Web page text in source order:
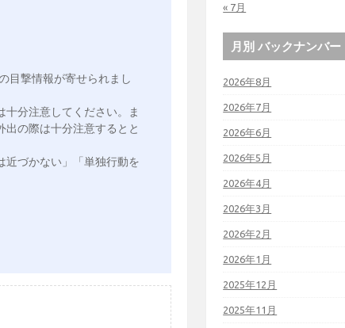
目撃情報が寄せられまし
分注意してください。ま
の際は十分注意するとと
づかない」「単独行動を
« 7月
月別 バックナンバー
2026年8月
2026年7月
2026年6月
2026年5月
2026年4月
2026年3月
2026年2月
2026年1月
2025年12月
2025年11月